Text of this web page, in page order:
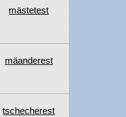
mästetest
mäanderest
tschecherest